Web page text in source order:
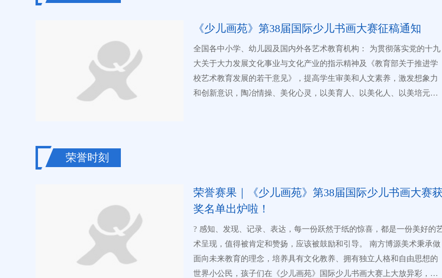
《少儿画苑》第38届国际少儿书画大赛征稿通知
全国各中小学、幼儿园及国内外各艺术教育机构： 为贯彻落实党的十九
大关于大力发展文化事业与文化产业的指示精神及《教育部关于推进学
校艺术教育发展的若干意见》，提高学生审美和人文素养，激发想象力
和创新意识，陶冶情操、美化心灵，以美育人、以美化人、以美培元，
儿艺教网（ www.art-child.com）和全息网（ www.quanxi.cc）进行网络展
播，同时，优秀作品入选“一带一路”世界儿童画展览。赛事设有特别金
奖、金奖、银奖、铜奖、优秀奖等奖项。 该赛事从本届开始将全面升
级，作品投稿、专家评分、评奖、证书打印等全程实行信息化管理，并
可根据参赛者需求提供相关延伸服务。 本届赛事活动由主办、协办、承
办单位联合组成组委会，组委会下设办公室，负责组委会日常事务，办
荣誉时刻
荣誉赛果｜《少儿画苑》第38届国际少儿书画大赛获
奖名单出炉啦！
? 感知、发现、记录、表达，每一份跃然于纸的惊喜，都是一份美好的艺
术呈现，值得被肯定和赞扬，应该被鼓励和引导。 南方博源美术秉承做
面向未来教育的理念，培养具有文化教养、拥有独立人格和自由思想的
世界小公民，孩子们在《少儿画苑》国际少儿书画大赛上大放异彩，荣